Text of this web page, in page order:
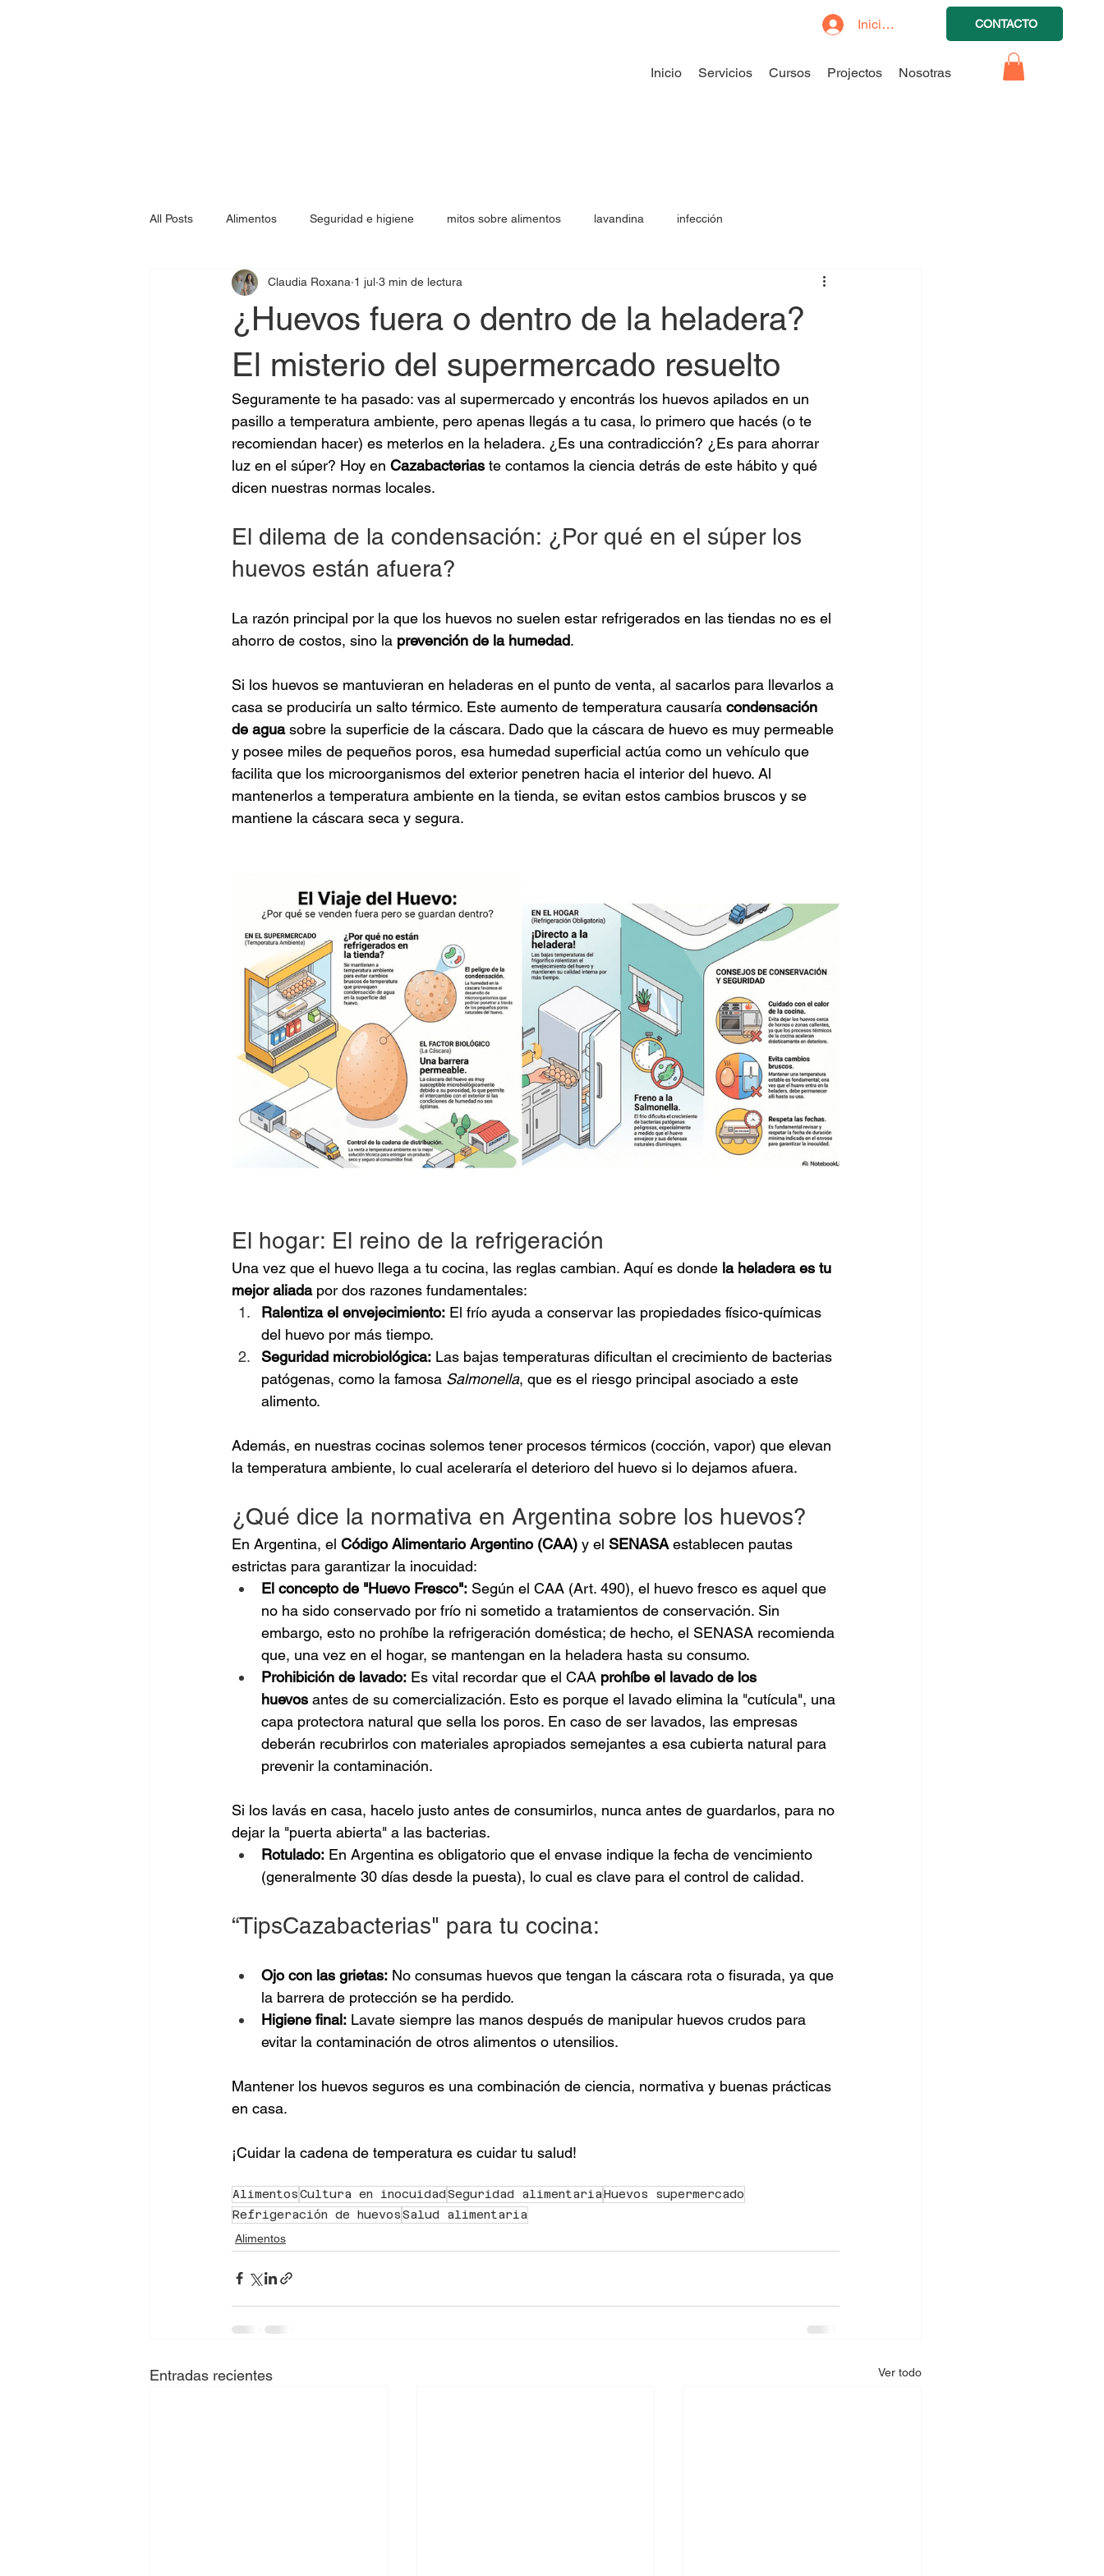
Inicio Servicios Cursos Projectos Nosotras
Iniciar sesión CONTACTO
All Posts Alimentos Seguridad e higiene mitos sobre alimentos lavandina infección
¿Huevos fuera o dentro de la heladera?
El misterio del supermercado resuelto
Claudia Roxana 1 jul 3 min de lectura
Seguramente te ha pasado: vas al supermercado y encontrás los huevos apilados en un
pasillo a temperatura ambiente, pero apenas llegás a tu casa, lo primero que hacés (o te
recomiendan hacer) es meterlos en la heladera. ¿Es una contradicción? ¿Es para ahorrar
luz en el súper? Hoy en Cazabacterias te contamos la ciencia detrás de este hábito y qué
dicen nuestras normas locales.
El dilema de la condensación: ¿Por qué en el súper los
huevos están afuera?
La razón principal por la que los huevos no suelen estar refrigerados en las tiendas no es el
ahorro de costos, sino la prevención de la humedad.
Si los huevos se mantuvieran en heladeras en el punto de venta, al sacarlos para llevarlos a
casa se produciría un salto térmico. Este aumento de temperatura causaría condensación
de agua sobre la superficie de la cáscara. Dado que la cáscara de huevo es muy permeable
y posee miles de pequeños poros, esa humedad superficial actúa como un vehículo que
facilita que los microorganismos del exterior penetren hacia el interior del huevo. Al
mantenerlos a temperatura ambiente en la tienda, se evitan estos cambios bruscos y se
mantiene la cáscara seca y segura.
El hogar: El reino de la refrigeración
Una vez que el huevo llega a tu cocina, las reglas cambian. Aquí es donde la heladera es tu
mejor aliada por dos razones fundamentales:
Ralentiza el envejecimiento: El frío ayuda a conservar las propiedades físico-químicas
del huevo por más tiempo.
Seguridad microbiológica: Las bajas temperaturas dificultan el crecimiento de bacterias
patógenas, como la famosa Salmonella, que es el riesgo principal asociado a este
alimento.
Además, en nuestras cocinas solemos tener procesos térmicos (cocción, vapor) que elevan
la temperatura ambiente, lo cual aceleraría el deterioro del huevo si lo dejamos afuera.
¿Qué dice la normativa en Argentina sobre los huevos?
En Argentina, el Código Alimentario Argentino (CAA) y el SENASA establecen pautas
estrictas para garantizar la inocuidad:
El concepto de "Huevo Fresco": Según el CAA (Art. 490), el huevo fresco es aquel que
no ha sido conservado por frío ni sometido a tratamientos de conservación. Sin
embargo, esto no prohíbe la refrigeración doméstica; de hecho, el SENASA recomienda
que, una vez en el hogar, se mantengan en la heladera hasta su consumo.
Prohibición de lavado: Es vital recordar que el CAA prohíbe el lavado de los
huevos antes de su comercialización. Esto es porque el lavado elimina la "cutícula", una
capa protectora natural que sella los poros. En caso de ser lavados, las empresas
deberán recubrirlos con materiales apropiados semejantes a esa cubierta natural para
prevenir la contaminación.
Si los lavás en casa, hacelo justo antes de consumirlos, nunca antes de guardarlos, para no
dejar la "puerta abierta" a las bacterias.
Rotulado: En Argentina es obligatorio que el envase indique la fecha de vencimiento
(generalmente 30 días desde la puesta), lo cual es clave para el control de calidad.
“TipsCazabacterias" para tu cocina:
Ojo con las grietas: No consumas huevos que tengan la cáscara rota o fisurada, ya que
la barrera de protección se ha perdido.
Higiene final: Lavate siempre las manos después de manipular huevos crudos para
evitar la contaminación de otros alimentos o utensilios.
Mantener los huevos seguros es una combinación de ciencia, normativa y buenas prácticas
en casa.
¡Cuidar la cadena de temperatura es cuidar tu salud!
AlimentosCultura en inocuidadSeguridad alimentariaHuevos supermercado
Refrigeración de huevosSalud alimentaria
Alimentos
Entradas recientes Ver todo